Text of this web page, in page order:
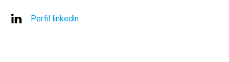
Perfil linkedin